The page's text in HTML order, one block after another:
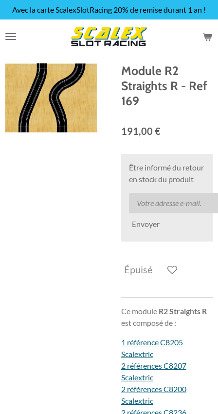
Passer
au
contenu
Avec la carte ScalexSlotRacing 20% de remise durant 1 an !
Module R2
Straights R - Ref
169
191,00 €
Être informé du retour
en stock du produit
Envoyer
Épuisé
Ce module R2 Straights R
est composé de :
1 référence C8205
Scalextric
2 références C8207
Scalextric
2 références C8200
Scalextric